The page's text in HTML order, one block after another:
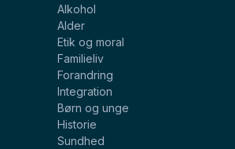
Alkohol
Alder
Etik og moral
Familieliv
Forandring
Integration
Børn og unge
Historie
Sundhed